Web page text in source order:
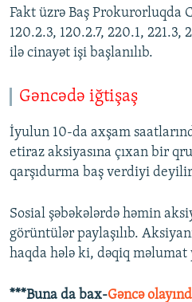
Fakt üzrə Baş Prokurorluqda
120.2.3, 120.2.7, 220.1,
ilə cinayət işi başlanılıb.
Gəncədə iğtişaş
İyulun 10-da axşam
etiraz aksiyasına çıxan bir
qarşıdurma baş verdiyi
Sosial şəbəkələrdə həmin
görüntülər paylaşılıb.
haqda hələ ki, dəqiq məlumat
***Buna da bax-Gəncə